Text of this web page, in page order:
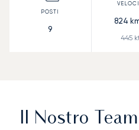
9
824
445
Il Nostro